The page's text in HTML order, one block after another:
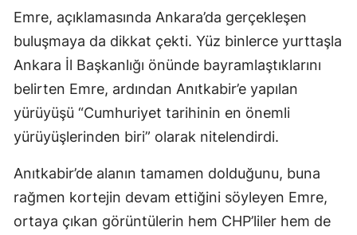
Emre, açıklamasında Ankara’da gerçekleşen
buluşmaya da dikkat çekti. Yüz binlerce yurttaşla
Ankara İl Başkanlığı önünde bayramlaştıklarını
belirten Emre, ardından Anıtkabir’e yapılan
yürüyüşü “Cumhuriyet tarihinin en önemli
yürüyüşlerinden biri” olarak nitelendirdi.
Anıtkabir’de alanın tamamen dolduğunu, buna
rağmen kortejin devam ettiğini söyleyen Emre,
ortaya çıkan görüntülerin hem CHP’liler hem de